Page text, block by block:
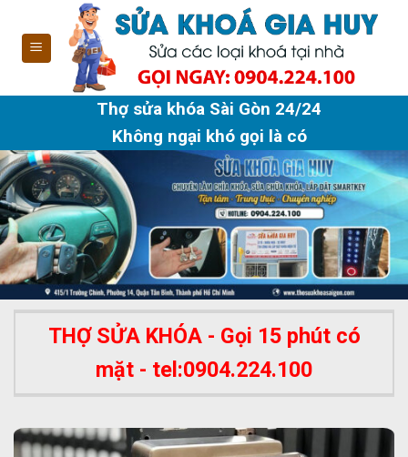
content
Thợ sửa khóa Sài Gòn 24/24
Không ngại khó gọi là có
THỢ SỬA KHÓA - Gọi 15 phút có
mặt - tel:0904.224.100